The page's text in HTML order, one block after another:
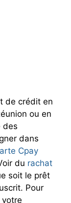
de crédit en
ou en
des
dans
Cpay
du rachat
soit le prêt
Pour